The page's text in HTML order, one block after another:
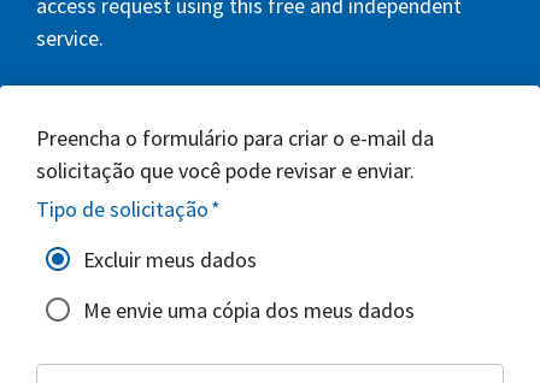
service.
Preencha o formulário para criar o e-mail da
solicitação que você pode revisar e enviar.
Tipo de solicitação*
Excluir meus dados
Me envie uma cópia dos meus dados